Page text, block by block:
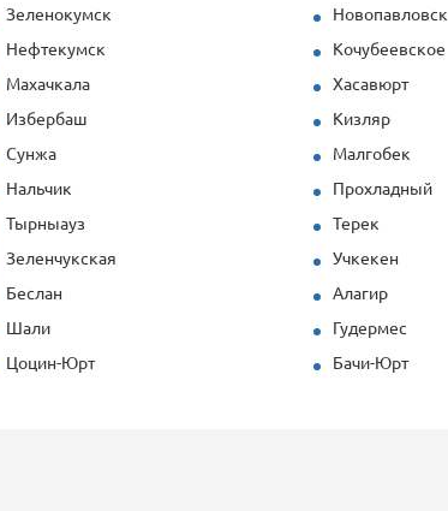
Зеленокумск Новопавловск
Нефтекумск Кочубеевское
Махачкала Хасавюрт
Избербаш Кизляр
Сунжа Малгобек
Нальчик Прохладный
Тырныауз Терек
Зеленчукская Учкекен
Беслан Алагир
Шали Гудермес
Цоцин-Юрт Бачи-Юрт